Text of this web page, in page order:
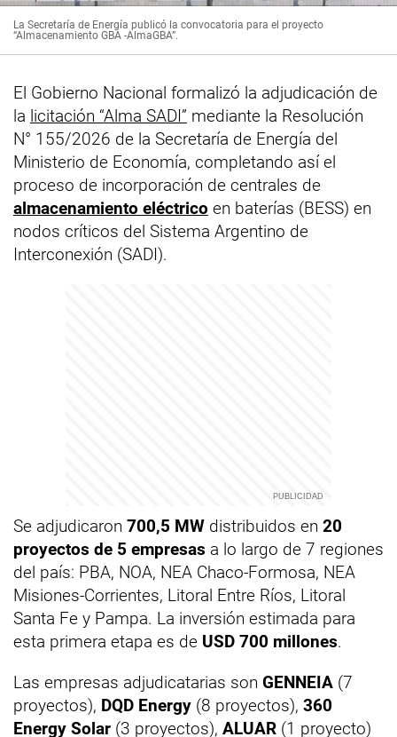
La Secretaría de Energía publicó la convocatoria para el proyecto
“Almacenamiento GBA -AlmaGBA”.
El Gobierno Nacional formalizó la adjudicación de
la licitación “Alma SADI” mediante la Resolución
N° 155/2026 de la Secretaría de Energía del
Ministerio de Economía, completando así el
proceso de incorporación de centrales de
almacenamiento eléctrico en baterías (BESS) en
nodos críticos del Sistema Argentino de
Interconexión (SADI).
Se adjudicaron 700,5 MW distribuidos en 20
proyectos de 5 empresas a lo largo de 7 regiones
del país: PBA, NOA, NEA Chaco-Formosa, NEA
Misiones-Corrientes, Litoral Entre Ríos, Litoral
Santa Fe y Pampa. La inversión estimada para
esta primera etapa es de USD 700 millones.
Las empresas adjudicatarias son GENNEIA (7
proyectos), DQD Energy (8 proyectos), 360
Energy Solar (3 proyectos), ALUAR (1 proyecto)